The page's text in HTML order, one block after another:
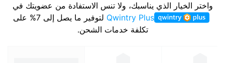
واختر الخيار الذي يناسبك، ولا تنس الاستفادة من عضويتك في
Qwintry Plus
لتوفير ما يصل إلى 7% على
تكلفة خدمات الشحن.